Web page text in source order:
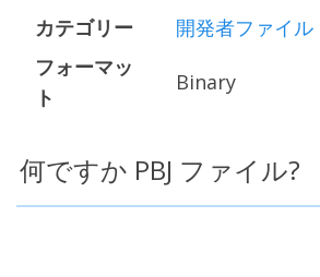
カテゴリー
開発者ファイル
フォーマッ
ト
Binary
何ですか PBJ ファイル?